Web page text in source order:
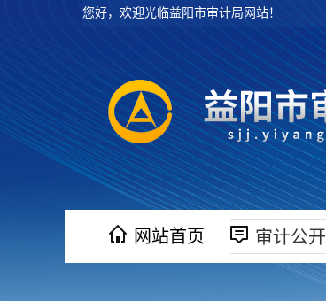
您好，欢迎光临益阳市审计局网站！
网站首页 审计公开